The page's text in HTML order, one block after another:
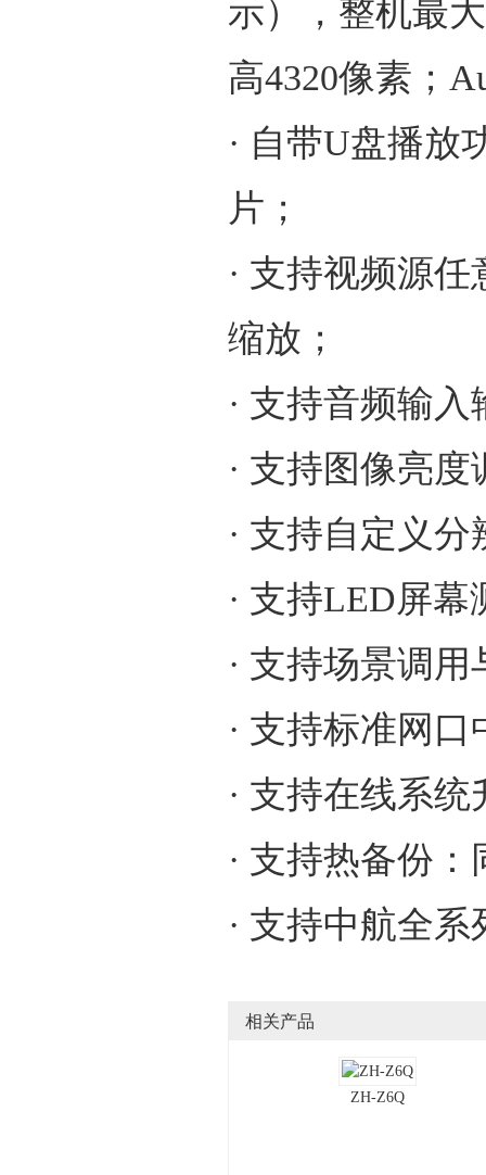
示），整机最
高4320像素；
· 自带U盘播放
片；
· 支持视频源
缩放；
· 支持音频输入
· 支持图像亮
· 支持自定义分
· 支持LED屏
· 支持场景调用
· 支持标准网
· 支持在线系统
· 支持热备份
· 支持中航全
相关产品
ZH-Z6Q